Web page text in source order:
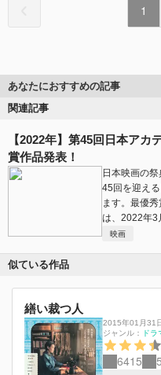
1
あなたにおすすめの記事
関連記事
【2022年】第45回日本ア
賞作品発表！
日本映画の
45回を迎え
ます。最優
は、2022年3
映画
似ている作品
繕い裁つ人
2015年01月31
ジャンル：
ドラ
6415